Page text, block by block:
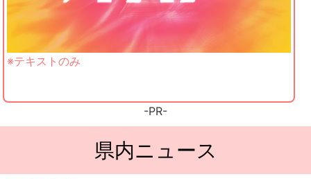
※テキストのみ
-PR-
県内ニュース